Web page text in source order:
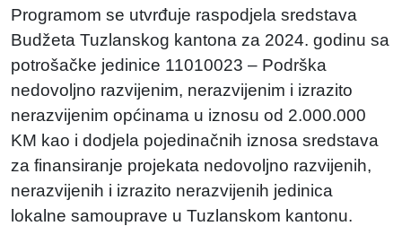
Programom se utvrđuje raspodjela sredstava
Budžeta Tuzlanskog kantona za 2024. godinu sa
potrošačke jedinice 11010023 – Podrška
nedovoljno razvijenim, nerazvijenim i izrazito
nerazvijenim općinama u iznosu od 2.000.000
KM kao i dodjela pojedinačnih iznosa sredstava
za finansiranje projekata nedovoljno razvijenih,
nerazvijenih i izrazito nerazvijenih jedinica
lokalne samouprave u Tuzlanskom kantonu.